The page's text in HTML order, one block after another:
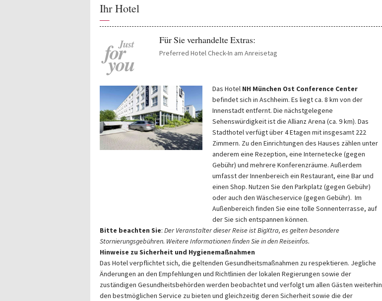
Ihr Hotel
—
Just
for
you
Für Sie verhandelte Extras:
Preferred Hotel Check-In am Anreisetag
Das Hotel NH München Ost Conference Center
befindet sich in Aschheim. Es liegt ca. 8 km von der
Innenstadt entfernt. Die nächstgelegene
Sehenswürdigkeit ist die Allianz Arena (ca. 9 km). Das
Stadthotel verfügt über 4 Etagen mit insgesamt 222
Zimmern. Zu den Einrichtungen des Hauses zählen unter
anderem eine Rezeption, eine Internetecke (gegen
Gebühr) und mehrere Konferenzräume. Außerdem
umfasst der Innenbereich ein Restaurant, eine Bar und
einen Shop. Nutzen Sie den Parkplatz (gegen Gebühr)
oder auch den Wäscheservice (gegen Gebühr). Im
Außenbereich finden Sie eine tolle Sonnenterrasse, auf
der Sie sich entspannen können.
Bitte beachten Sie: Der Veranstalter dieser Reise ist BigXtra, es gelten besondere
Stornierungsgebühren. Weitere Informationen finden Sie in den Reiseinfos.
Hinweise zu Sicherheit und Hygienemaßnahmen
Das Hotel verpflichtet sich, die geltenden Gesundheitsmaßnahmen zu respektieren. Jegliche
Änderungen an den Empfehlungen und Richtlinien der lokalen Regierungen sowie der
zuständigen Gesundheitsbehörden werden beobachtet und verfolgt um allen Gästen weiterhin
den bestmöglichen Service zu bieten und gleichzeitig deren Sicherheit sowie die der